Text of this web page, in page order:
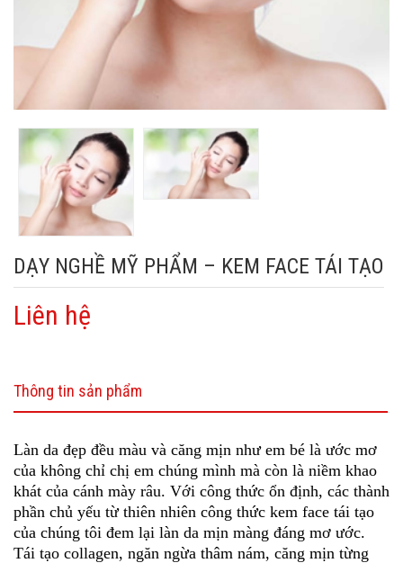
DẠY NGHỀ MỸ PHẨM – KEM FACE TÁI TẠO
Liên hệ
Thông tin sản phẩm
Làn da đẹp đều màu và căng mịn như em bé là ước mơ
của không chỉ chị em chúng mình mà còn là niềm khao
khát của cánh mày râu. Với công thức ổn định, các thành
phần chủ yếu từ thiên nhiên công thức kem face tái tạo
của chúng tôi đem lại làn da mịn màng đáng mơ ước.
Tái tạo collagen, ngăn ngừa thâm nám, căng mịn từng